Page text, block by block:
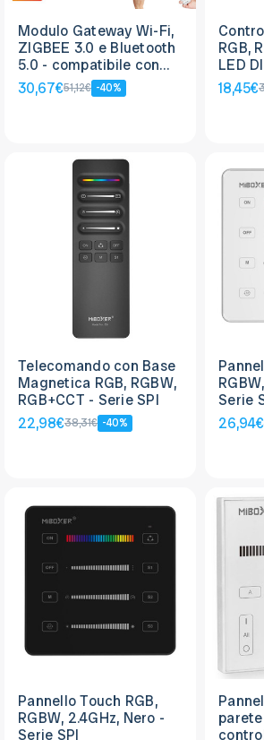
Modulo Gateway Wi-Fi,
ZIGBEE 3.0 e Bluetooth
5.0 - compatibile con
Alexa, Google Home e
Tuya
30,67€51,12€ -40%
RGB,
LED
18,45€
Telecomando con Base
Magnetica RGB, RGBW,
RGB+CCT - Serie SPI
22,98€38,31€ -40%
Serie
26,94€
Pannello Touch RGB,
RGBW, 2.4GHz, Nero -
Serie SPI